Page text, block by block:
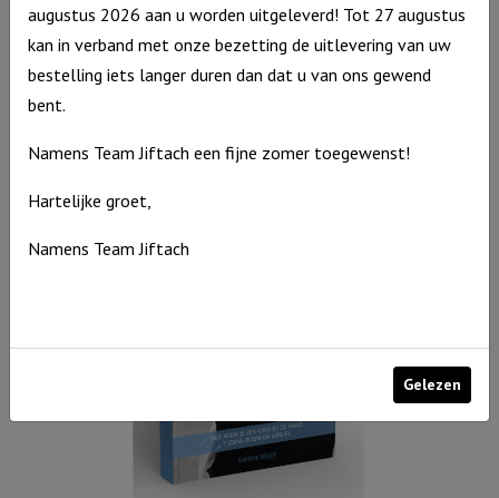
Hart voor jou – ZW Je zal mij nooit echt verlaten..
8,95
jou
nooit
echt
verlaten..
augustus 2026 aan u worden uitgeleverd! Tot 27 augustus
kan in verband met onze bezetting de uitlevering van uw
bestelling iets langer duren dan dat u van ons gewend
bent.
Namens Team Jiftach een fijne zomer toegewenst!
Hartelijke groet,
Namens Team Jiftach
Gelezen